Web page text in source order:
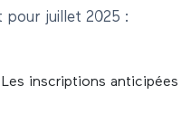
pour juillet 2025 :
inscriptions anticipées